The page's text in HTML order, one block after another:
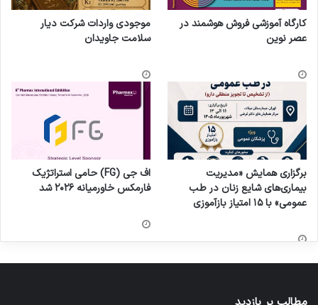
کارگاه آموزشی فروش هوشمند در
عصر نوین
موجودی واردات شرکت دیار
سلامت جاویدان
برگزاری همایش «مدیریت
بیماری‌های شایع زنان در طب
عمومی» با ۱۵ امتیاز بازآموزی
اف جی (FG) حامی استراتژیک
فارمکس خاورمیانه ۲۰۲۶ شد